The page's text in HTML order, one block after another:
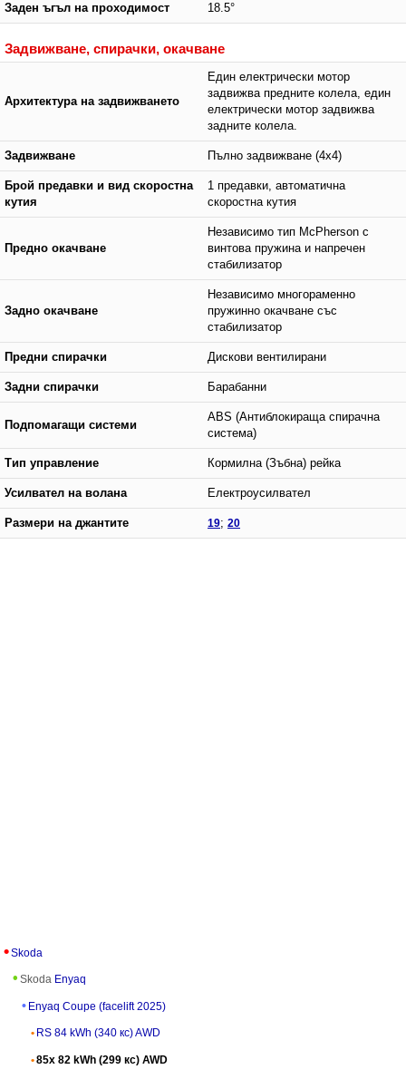
Заден ъгъл на проходимост 18.5°
Задвижване, спирачки, окачване
Архитектура на задвижването
Един електрически мотор
задвижва предните колела, един
електрически мотор задвижва
задните колела.
Задвижване Пълно задвижване (4x4)
Брой предавки и вид скоростна
кутия
1 предавки, автоматична
скоростна кутия
Предно окачване
Независимо тип McPherson с
винтова пружина и напречен
стабилизатор
Задно окачване
Независимо многораменно
пружинно окачване със
стабилизатор
Предни спирачки Дискови вентилирани
Задни спирачки Барабанни
Подпомагащи системи
ABS (Антиблокираща спирачна
система)
Тип управление Кормилна (Зъбна) рейка
Усилвател на волана Електроусилвател
Размери на джантите 19; 20
Skoda
Skoda Enyaq
Enyaq Coupe (facelift 2025)
RS 84 kWh (340 кс) AWD
85x 82 kWh (299 кс) AWD